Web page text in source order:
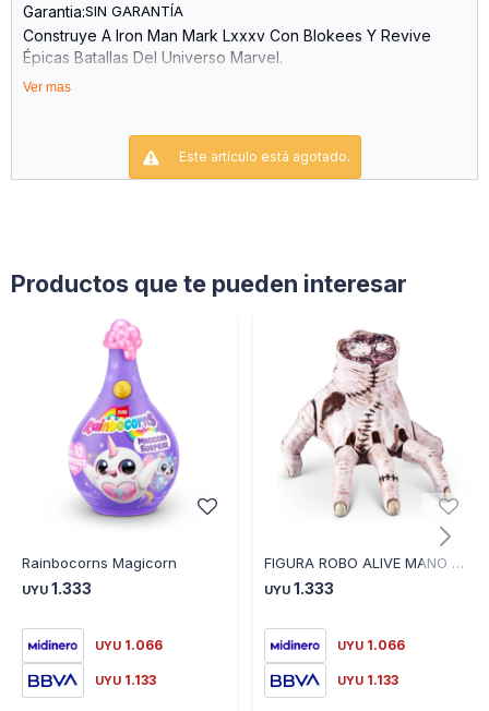
Garantia:SIN GARANTÍA
Construye A Iron Man Mark Lxxxv Con Blokees Y Revive
Épicas Batallas Del Universo Marvel.
Ver mas
Este artículo está agotado.
Productos que te pueden interesar
Rainbocorns Magicorn
UYU 1.333
UYU 1.066
UYU 1.133
FIGURA ROBO ALIVE MANO DEL HORROR
UYU 1.333
UYU 1.066
UYU 1.133